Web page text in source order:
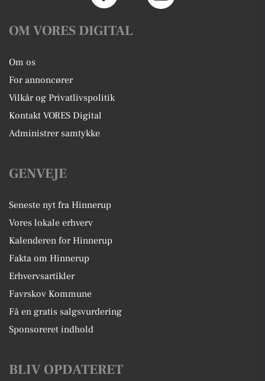
OM VORES DIGITAL
Om os
For annoncører
Vilkår og Privatlivspolitik
Kontakt VORES Digital
Administrer samtykke
GENVEJE
Seneste nyt fra Hinnerup
Vores lokale erhverv
Kalenderen for Hinnerup
Fakta om Hinnerup
Erhvervsartikler
Favrskov Kommune
Få en gratis salgsvurdering
Sponsoreret indhold
BLIV OPDATERET